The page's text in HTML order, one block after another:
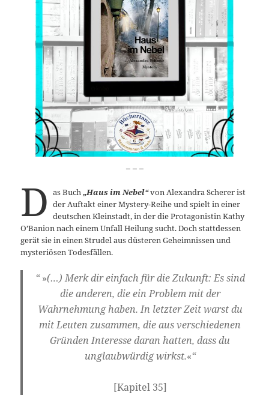
D as Buch „Haus im Nebel“von Alexandra Scherer ist
der Auftakt einer Mystery-Reihe und spielt in einer
deutschen Kleinstadt, in der die Protagonistin Kathy
O’Banion nach einem Unfall Heilung sucht. Doch stattdessen
gerät sie in einen Strudel aus düsteren Geheimnissen und
mysteriösen Todesfällen.
“»(…) Merk dir einfach für die Zukunft: Es sind
die anderen, die ein Problem mit der
Wahrnehmung haben. In letzter Zeit warst du
mit Leuten zusammen, die aus verschiedenen
Gründen Interesse daran hatten, dass du
unglaubwürdig wirkst.«“
[Kapitel 35]